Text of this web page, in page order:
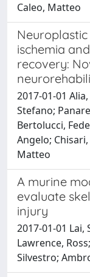
Caleo, Matteo
ischemia
recovery:
2017-01-01
Stefano;
Bertolucci,
Angelo;
Matteo
A murine
evaluate
injury
2017-01-01
Lawrence,
Silvestro;